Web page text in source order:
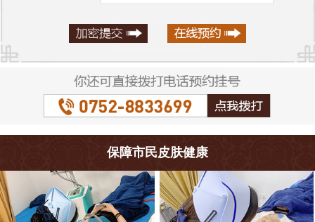
保障市民皮肤健康